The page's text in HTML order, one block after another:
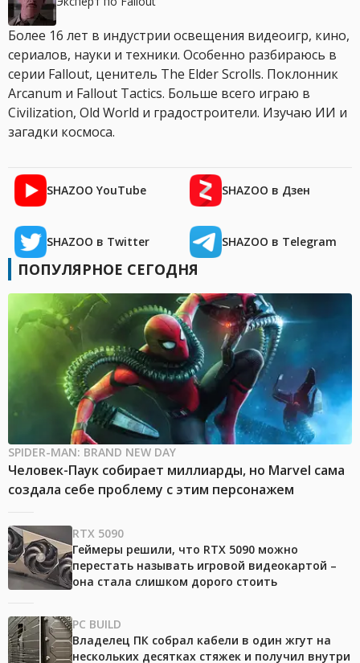
Более 16 лет в индустрии освещения видеоигр, кино,
сериалов, науки и техники. Особенно разбираюсь в
серии Fallout, ценитель The Elder Scrolls. Поклонник
Arcanum и Fallout Tactics. Больше всего играю в
Civilization, Old World и градостроители. Изучаю ИИ и
загадки космоса.
SHAZOO YouTube SHAZOO в Дзен
SHAZOO в Twitter SHAZOO в Telegram
ПОПУЛЯРНОЕ СЕГОДНЯ
SPIDER-MAN: BRAND NEW DAY
Человек-Паук собирает миллиарды, но Marvel сама
создала себе проблему с этим персонажем
RTX 5090
Геймеры решили, что RTX 5090 можно
перестать называть игровой видеокартой –
она стала слишком дорого стоить
PC BUILD
Владелец ПК собрал кабели в один жгут на
нескольких десятках стяжек и получил внутри